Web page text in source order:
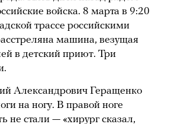
войска. 8 марта в 9:20
трассе российскими
машина, везущая
в детский приют. Три
Александрович Геращенко
на ногу. В правой ноге
не стали — «хирург сказал,